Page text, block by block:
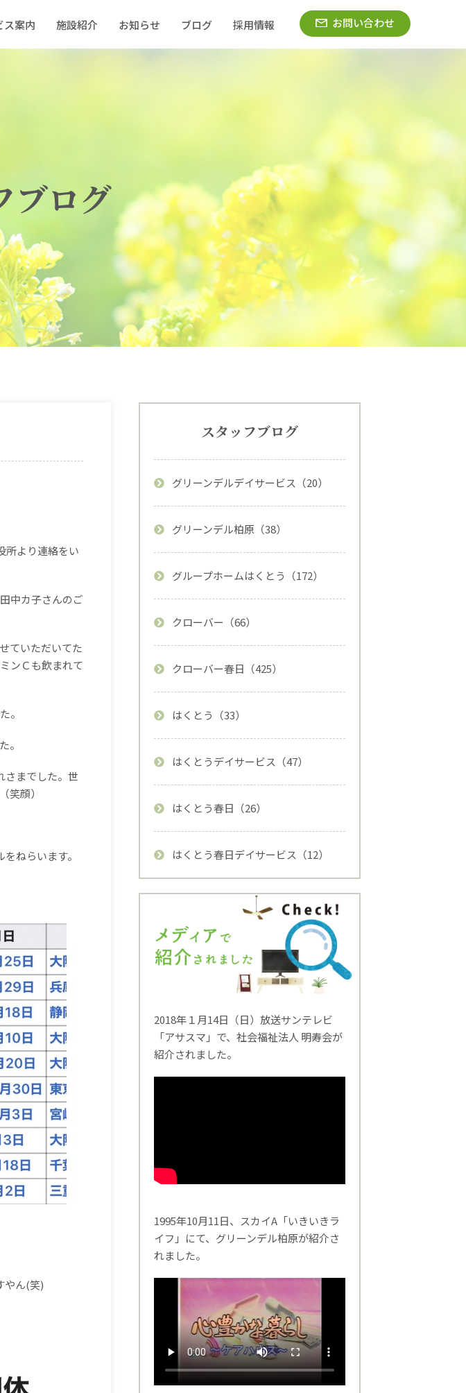
ス案内 施設紹介 お知らせ ブログ 採用情報 お問い合わせ
ブログ
所より連絡をい
中カ子さんのご
ていただいてた
ンＣも飲まれて
。
。
さまでした。世
笑顔）
ねらいます。
やん(笑)
スタッフブログ
グリーンデルデイサービス（20）
グリーンデル柏原（38）
グループホームはくとう（172）
クローバー（66）
クローバー春日（425）
はくとう（33）
はくとうデイサービス（47）
はくとう春日（26）
はくとう春日デイサービス（12）
2018年１月14日（日）放送サンテレビ
「アサスマ」で、社会福祉法人 明寿会が
紹介されました。
1995年10月11日、スカイA「いきいきラ
イフ」にて、グリーンデル柏原が紹介さ
れました。